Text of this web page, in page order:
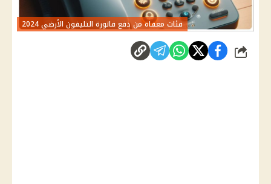
فئات معفاة من دفع فاتورة التليفون الأرضي 2024
شارك